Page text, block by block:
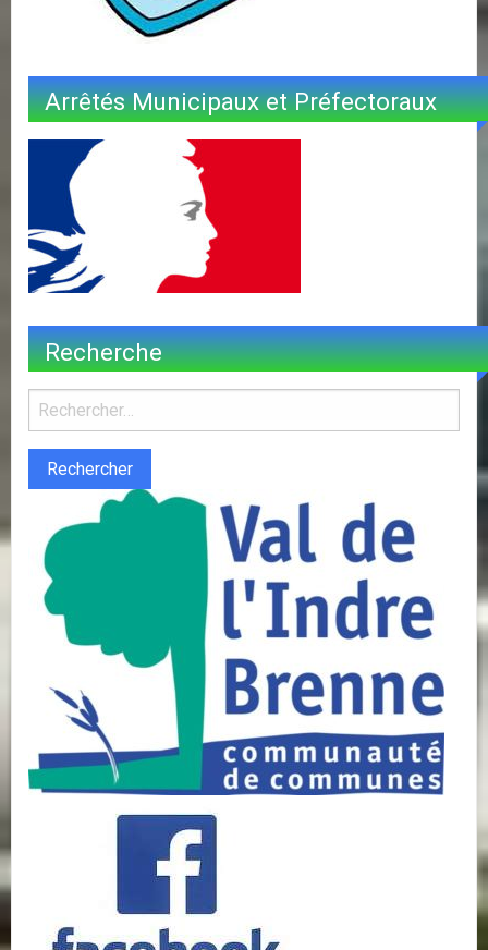
Arrêtés Municipaux et Préfectoraux
Recherche